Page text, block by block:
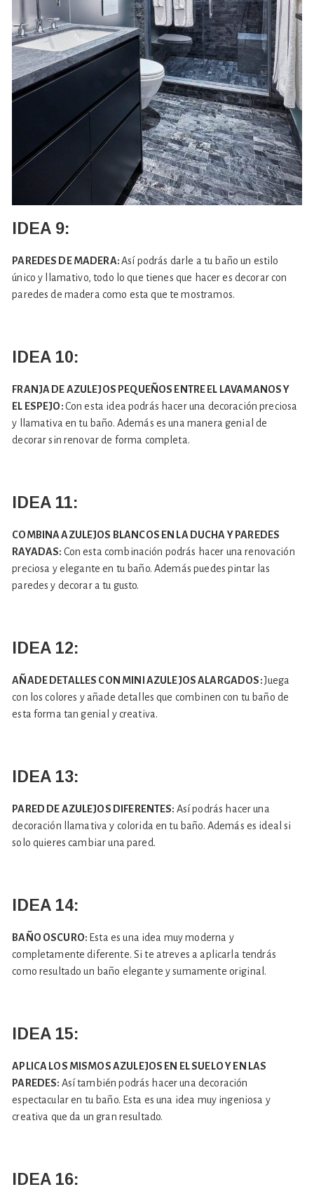
IDEA 9:
PAREDES DE MADERA:Así podrás darle a tu baño un estilo
único y llamativo, todo lo que tienes que hacer es decorar con
paredes de madera como esta que te mostramos.
IDEA 10:
FRANJA DE AZULEJOS PEQUEÑOS ENTRE EL LAVAMANOS Y
EL ESPEJO:Con esta idea podrás hacer una decoración preciosa
y llamativa en tu baño. Además es una manera genial de
decorar sin renovar de forma completa.
IDEA 11:
COMBINA AZULEJOS BLANCOS EN LA DUCHA Y PAREDES
RAYADAS: Con esta combinación podrás hacer una renovación
preciosa y elegante en tu baño. Además puedes pintar las
paredes y decorar a tu gusto.
IDEA 12:
AÑADE DETALLES CON MINI AZULEJOS ALARGADOS:Juega
con los colores y añade detalles que combinen con tu baño de
esta forma tan genial y creativa.
IDEA 13:
PARED DE AZULEJOS DIFERENTES: Así podrás hacer una
decoración llamativa y colorida en tu baño. Además es ideal si
solo quieres cambiar una pared.
IDEA 14:
BAÑO OSCURO: Esta es una idea muy moderna y
completamente diferente. Si te atreves a aplicarla tendrás
como resultado un baño elegante y sumamente original.
IDEA 15:
APLICA LOS MISMOS AZULEJOS EN EL SUELO Y EN LAS
PAREDES: Así también podrás hacer una decoración
espectacular en tu baño. Esta es una idea muy ingeniosa y
creativa que da un gran resultado.
IDEA 16: